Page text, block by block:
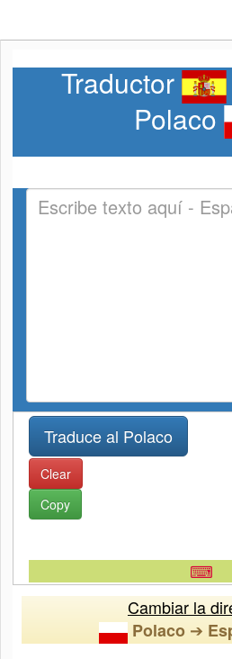
Traductor
Polaco
Clear
Copy
⌨
Cambiar la
Polaco ➔